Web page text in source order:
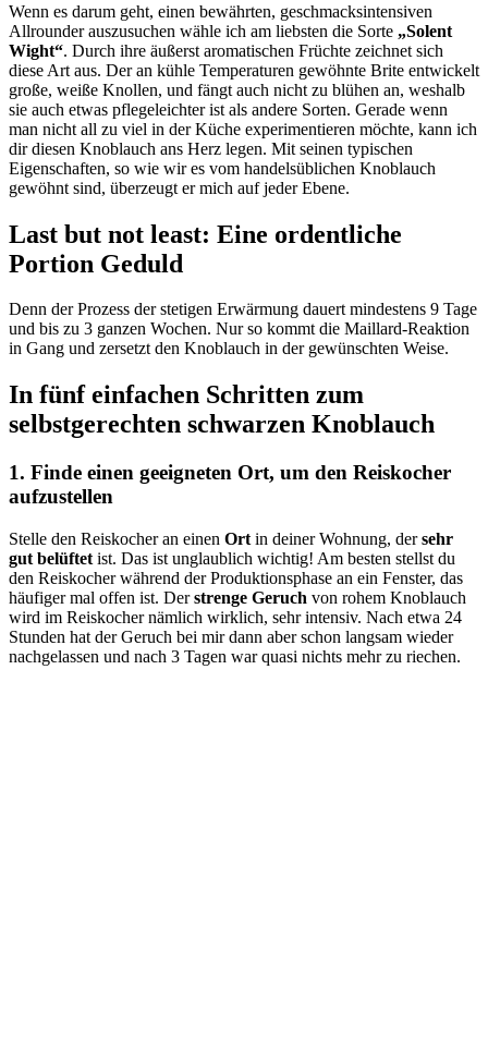
Wenn es darum geht, einen bewährten, geschmacksintensiven
Allrounder auszusuchen wähle ich am liebsten die Sorte „Solent
Wight“. Durch ihre äußerst aromatischen Früchte zeichnet sich
diese Art aus. Der an kühle Temperaturen gewöhnte Brite entwickelt
große, weiße Knollen, und fängt auch nicht zu blühen an, weshalb
sie auch etwas pflegeleichter ist als andere Sorten. Gerade wenn
man nicht all zu viel in der Küche experimentieren möchte, kann ich
dir diesen Knoblauch ans Herz legen. Mit seinen typischen
Eigenschaften, so wie wir es vom handelsüblichen Knoblauch
gewöhnt sind, überzeugt er mich auf jeder Ebene.
Last but not least: Eine ordentliche
Portion Geduld
Denn der Prozess der stetigen Erwärmung dauert mindestens 9 Tage
und bis zu 3 ganzen Wochen. Nur so kommt die Maillard-Reaktion
in Gang und zersetzt den Knoblauch in der gewünschten Weise.
In fünf einfachen Schritten zum
selbstgerechten schwarzen Knoblauch
1. Finde einen geeigneten Ort, um den Reiskocher
aufzustellen
Stelle den Reiskocher an einen Ort in deiner Wohnung, dersehr
gut belüftet ist. Das ist unglaublich wichtig! Am besten stellst du
den Reiskocher während der Produktionsphase an ein Fenster, das
häufiger mal offen ist. Derstrenge Geruch von rohem Knoblauch
wird im Reiskocher nämlich wirklich, sehr intensiv. Nach etwa 24
Stunden hat der Geruch bei mir dann aber schon langsam wieder
nachgelassen und nach 3 Tagen war quasi nichts mehr zu riechen.